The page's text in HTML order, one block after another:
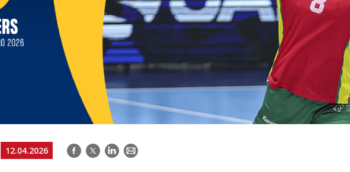
12.04.2026 Facebook
TwitterLinkedIn
E-